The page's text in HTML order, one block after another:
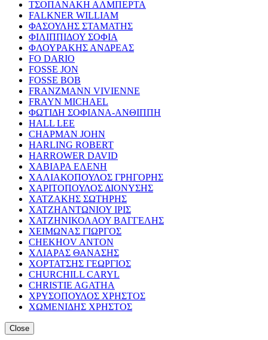
ΤΣΟΠΑΝΑΚΗ ΑΛΜΠΕΡΤΑ
FALKNER WILLIAM
ΦΑΣΟΥΛΗΣ ΣΤΑΜΑΤΗΣ
ΦΙΛΙΠΠΙΔΟΥ ΣΟΦΙΑ
ΦΛΟΥΡΑΚΗΣ ΑΝΔΡΕΑΣ
FO DARIO
FOSSE JON
FOSSE BOB
FRANZMANN VIVIENNE
FRAYN MICHAEL
ΦΩΤΙΔΗ ΣΟΦΙΑΝΑ-ΑΝΘΙΠΠΗ
HALL LEE
CHAPMAN JOHN
HARLING ROBERT
HARROWER DAVID
ΧΑΒΙΑΡΑ ΕΛΕΝΗ
ΧΑΛΙΑΚΟΠΟΥΛΟΣ ΓΡΗΓΟΡΗΣ
ΧΑΡΙΤΟΠΟΥΛΟΣ ΔΙΟΝΥΣΗΣ
ΧΑΤΖΑΚΗΣ ΣΩΤΗΡΗΣ
ΧΑΤΖΗΑΝΤΩΝΙΟΥ ΙΡΙΣ
ΧΑΤΖΗΝΙΚΟΛΑΟΥ ΒΑΓΓΕΛΗΣ
ΧΕΙΜΩΝΑΣ ΓΙΩΡΓΟΣ
CHEKHOV ANTON
ΧΛΙΑΡΑΣ ΘΑΝΑΣΗΣ
ΧΟΡΤΑΤΣΗΣ ΓΕΩΡΓΙΟΣ
CHURCHILL CARYL
CHRISTIE AGATHA
ΧΡΥΣΟΠΟΥΛΟΣ ΧΡΗΣΤΟΣ
ΧΩΜΕΝΙΔΗΣ ΧΡΗΣΤΟΣ
Close